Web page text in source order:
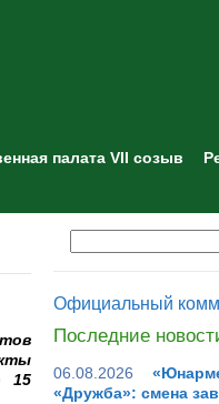
палата VII созыв
15
Официальный
Последние
06.08.2026
«Дружба»: смена